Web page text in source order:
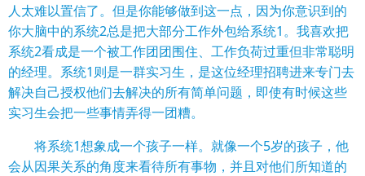
人太难以置信了。但是你能够做到这一点，因为你意识到的
你大脑中的系统2总是把大部分工作外包给系统1。我喜欢把
系统2看成是一个被工作团团围住、工作负荷过重但非常聪明
的经理。系统1则是一群实习生，是这位经理招聘进来专门去
解决自己授权他们去解决的所有简单问题，即使有时候这些
实习生会把一些事情弄得一团糟。
将系统1想象成一个孩子一样。就像一个5岁的孩子，他
会从因果关系的角度来看待所有事物，并且对他们所知道的